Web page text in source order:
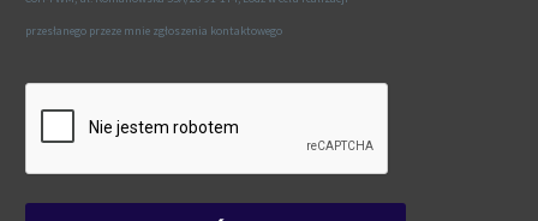
przesłanego przeze mnie zgłoszenia kontaktowego